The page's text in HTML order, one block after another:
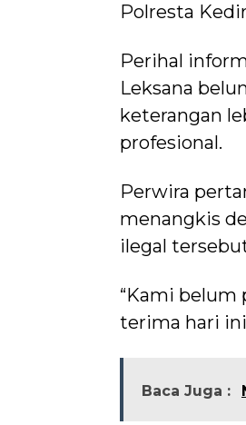
Polresta
Perihal
Leksana
keterangan
profesional.
Perwira
menangkis
ilegal
“Kami belum
terima hari
Baca Juga :